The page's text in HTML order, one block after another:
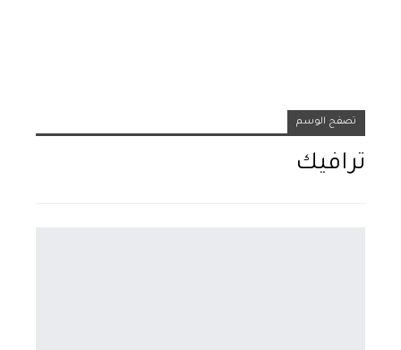
تصفح الوسم
ترافيك